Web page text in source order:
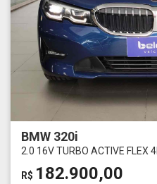
BMW 320i
2.0 16V TURBO ACTIVE FLEX
R$ 182.900,00